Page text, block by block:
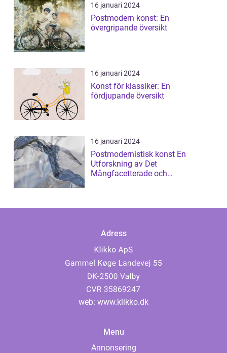
16 januari 2024
Postmodern konst: En
övergripande översikt
16 januari 2024
Konst för klassiker: En
fördjupande översikt
16 januari 2024
Postmodernistisk konst En
Utforskning av Det
Mångfacetterade och
Adress
web: www.klikko.dk
Menu
Annonsering